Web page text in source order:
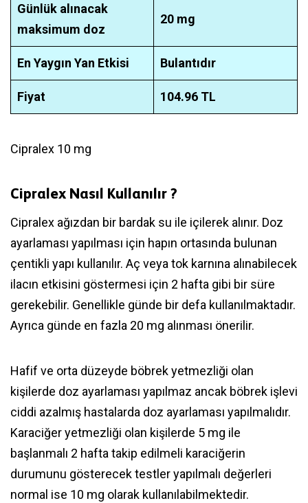
Günlük alınacak
maksimum doz
20 mg
En Yaygın Yan Etkisi Bulantıdır
Fiyat 104.96 TL
Cipralex 10 mg
Cipralex Nasıl Kullanılır ?
Cipralex ağızdan bir bardak su ile içilerek alınır. Doz
ayarlaması yapılması için hapın ortasında bulunan
çentikli yapı kullanılır. Aç veya tok karnına alınabilecek
ilacın etkisini göstermesi için 2 hafta gibi bir süre
gerekebilir. Genellikle günde bir defa kullanılmaktadır.
Ayrıca günde en fazla 20 mg alınması önerilir.
Hafif ve orta düzeyde böbrek yetmezliği olan
kişilerde doz ayarlaması yapılmaz ancak böbrek işlevi
ciddi azalmış hastalarda doz ayarlaması yapılmalıdır.
Karaciğer yetmezliği olan kişilerde 5 mg ile
başlanmalı 2 hafta takip edilmeli karaciğerin
durumunu gösterecek testler yapılmalı değerleri
normal ise 10 mg olarak kullanılabilmektedir.